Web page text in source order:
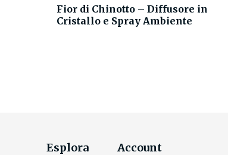
Fior di Chinotto – Diffusore in
Cristallo e Spray Ambiente
Esplora Account